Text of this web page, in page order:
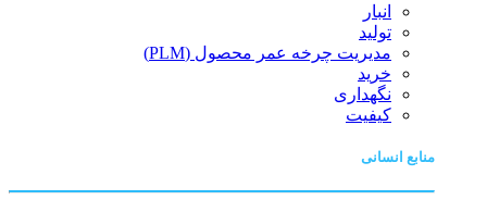
انبار
تولید
مدیریت چرخه عمر محصول (PLM)
خرید
نگهداری
کیفیت
منابع انسانی